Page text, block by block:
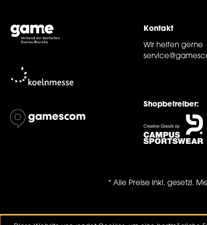
Kontakt
Wir helfen gerne
Shopbetreiber:
* Alle Preise inkl. gesetzl.